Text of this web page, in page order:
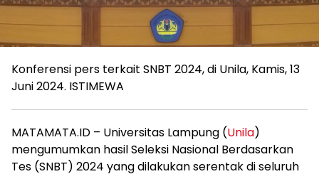
Konferensi pers terkait SNBT 2024, di Unila, Kamis, 13
Juni 2024. ISTIMEWA
MATAMATA.ID – Universitas Lampung (Unila)
mengumumkan hasil Seleksi Nasional Berdasarkan
Tes (SNBT) 2024 yang dilakukan serentak di seluruh